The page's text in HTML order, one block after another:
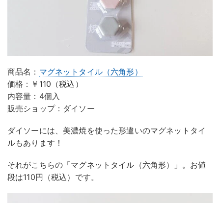
商品名： マグネットタイル（六角形）
価格：￥110（税込）
内容量：4個入
販売ショップ：ダイソー
ダイソーには、美濃焼を使った形違いのマグネットタイ
ルもあります！
それがこちらの「マグネットタイル（六角形）」。お値
段は110円（税込）です。